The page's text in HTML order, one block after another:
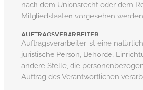
nach dem Unionsrecht oder dem
Mitgliedstaaten vorgesehen
AUFTRAGSVERARBEITER
Auftragsverarbeiter ist eine
juristische Person, Behörde,
andere Stelle, die
Auftrag des Verantwortlichen